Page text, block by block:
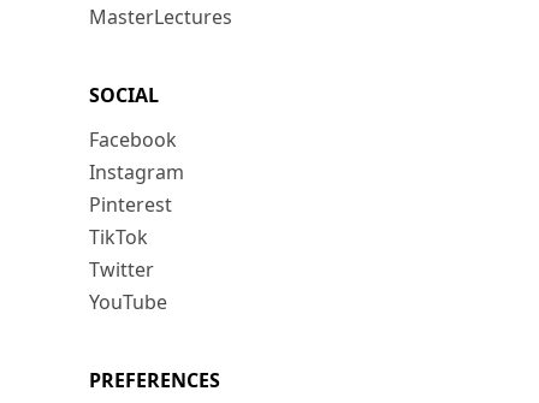
MasterLectures
SOCIAL
Facebook
Instagram
Pinterest
TikTok
Twitter
YouTube
PREFERENCES